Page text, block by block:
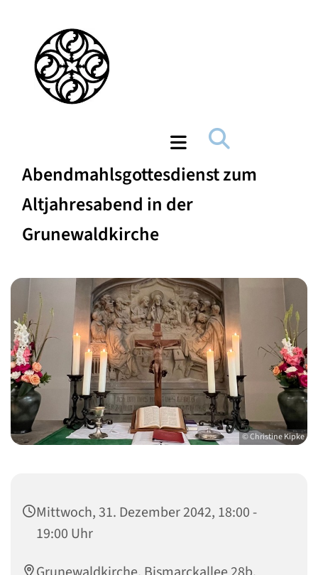
Abendmahlsgottesdienst zum
Altjahresabend in der
Grunewaldkirche
© Christine Kipke
Mittwoch, 31. Dezember 2042, 18:00 -
19:00 Uhr